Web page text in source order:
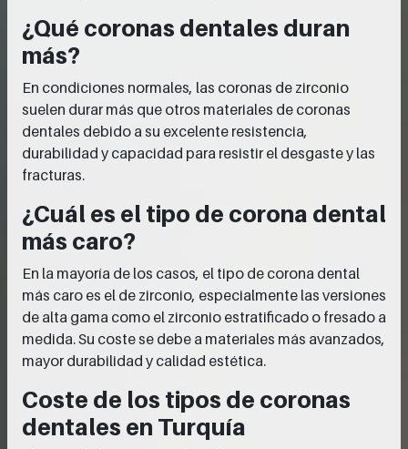
¿Qué coronas dentales duran
más?
En condiciones normales, las coronas de zirconio
suelen durar más que otros materiales de coronas
dentales debido a su excelente resistencia,
durabilidad y capacidad para resistir el desgaste y las
fracturas.
¿Cuál es el tipo de corona dental
más caro?
En la mayoría de los casos, el tipo de corona dental
más caro es el de zirconio, especialmente las versiones
de alta gama como el zirconio estratificado o fresado a
medida. Su coste se debe a materiales más avanzados,
mayor durabilidad y calidad estética.
Coste de los tipos de coronas
dentales en Turquía